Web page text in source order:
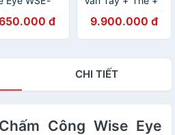
khẩu
đ
Eye Wse-
Wse9089 - Hàng
9.900.000 đ
CHI TIẾT
Công Wise Eye